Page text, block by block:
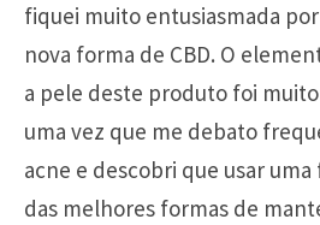
fiquei muito entusiasmada
nova forma de CBD. O
a pele deste produto foi
uma vez que me debato
acne e descobri que usar
das melhores formas de